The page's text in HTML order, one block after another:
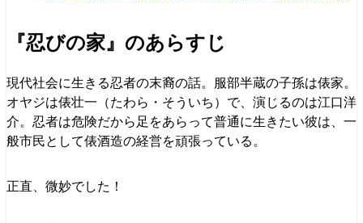
『忍びの家』のあらすじ
現代社会に生きる忍者の末裔の話。服部半蔵の子孫は俵家。
オヤジは俵壮一（たわら・そういち）で、演じるのは江口洋
介。忍者は危険だから足をあらって普通に生きたい彼は、一
般市民として俵酒造の経営を頑張っている。
正直、微妙でした！